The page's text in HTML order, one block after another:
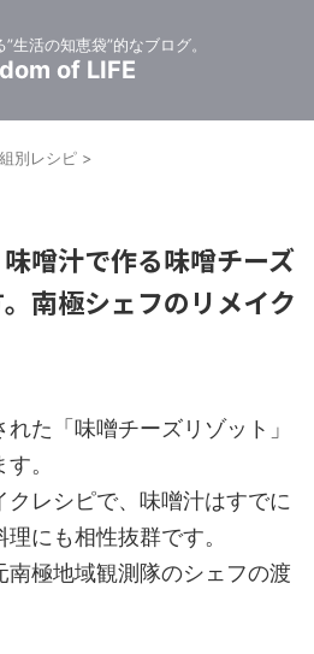
生活の知恵袋”的なブログ。
of LIFE
別レシピ >
味噌汁で作る味噌チーズ
南極シェフのリメイク
た「味噌チーズリゾット」
。
レシピで、味噌汁はすでに
にも相性抜群です。
極地域観測隊のシェフの渡